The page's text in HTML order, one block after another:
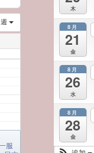
週
服
木
8月
21
金
8月
26
水
8月
28
金